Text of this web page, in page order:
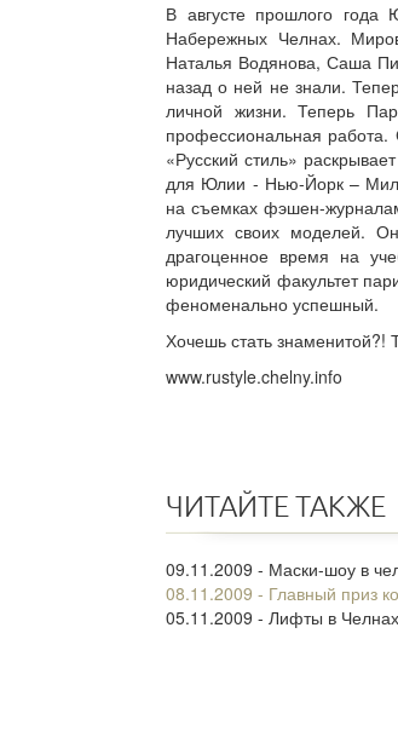
В августе прошлого года
Набережных Челнах.
Наталья Водянова, Саша
назад о ней не знали.
личной жизни. Теперь
профессиональная работа.
«Русский стиль»
для Юлии - Нью-Йорк –
на съемках фэшен-
лучших своих моделей.
драгоценное время на
юридический факультет
феноменально успешный.
Хочешь стать знаменитой?!
www.rustyle.chelny.info
ЧИТАЙТЕ ТАКЖЕ
09.11.2009 - Маски-шоу в
08.11.2009 - Главный приз
05.11.2009 - Лифты в